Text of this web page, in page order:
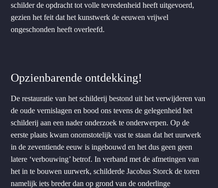
schilder de opdracht tot volle tevredenheid heeft uitgevoerd,
gezien het feit dat het kunstwerk de eeuwen vrijwel
ongeschonden heeft overleefd.
Opzienbarende ontdekking!
De restauratie van het schilderij bestond uit het verwijderen van
de oude vernislagen en bood ons tevens de gelegenheid het
schilderij aan een nader onderzoek te onderwerpen. Op de
eerste plaats kwam onomstotelijk vast te staan dat het uurwerk
in de zeventiende eeuw is ingebouwd en het dus geen geen
latere ‘verbouwing’ betrof. In verband met de afmetingen van
het in te bouwen uurwerk, schilderde Jacobus Storck de toren
namelijk iets breder dan op grond van de onderlinge